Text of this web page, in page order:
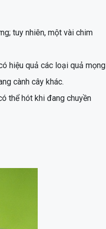
tuy nhiên, một vài chim
hiệu quả các loại quả mọng
cành cây khác.
thể hót khi đang chuyền